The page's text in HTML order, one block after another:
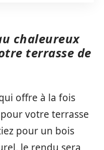
chaleureux
terrasse de
offre à la fois
votre terrasse
pour un bois
le rendu sera